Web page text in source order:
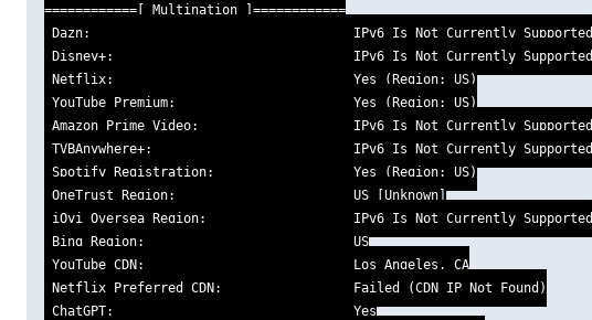
============[ Multination ]============
Dazn:                                  IPv6 Is Not Currently Supported
Disney+:                               IPv6 Is Not Currently Supported
Netflix:                               Yes (Region: US)
YouTube Premium:                       Yes (Region: US)
Amazon Prime Video:                    IPv6 Is Not Currently Supported
TVBAnywhere+:                          IPv6 Is Not Currently Supported
Spotify Registration:                  Yes (Region: US)
OneTrust Region:                       US [Unknown]
iQyi Oversea Region:                   IPv6 Is Not Currently Supported
Bing Region:                           US
YouTube CDN:                           Los Angeles, CA
Netflix Preferred CDN:                 Failed (CDN IP Not Found)
ChatGPT:                               Yes